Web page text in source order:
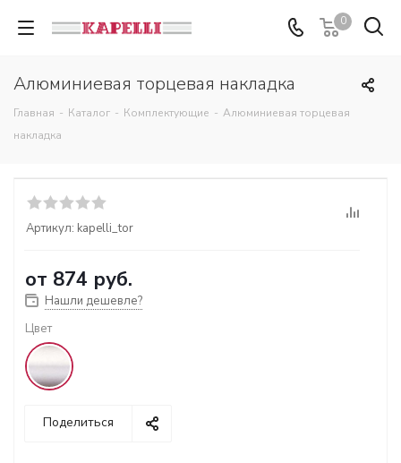
0
Алюминиевая торцевая накладка
Главная - Каталог - Комплектующие - Алюминиевая торцевая
накладка
Артикул: kapelli_tor
от 874 руб.
Нашли дешевле?
Цвет
Поделиться